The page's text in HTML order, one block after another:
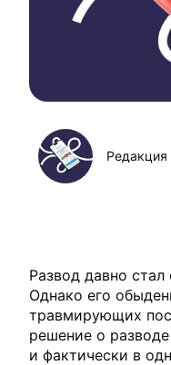
Редакция
Развод давно
Однако его
травмирующих
решение о
и фактически в